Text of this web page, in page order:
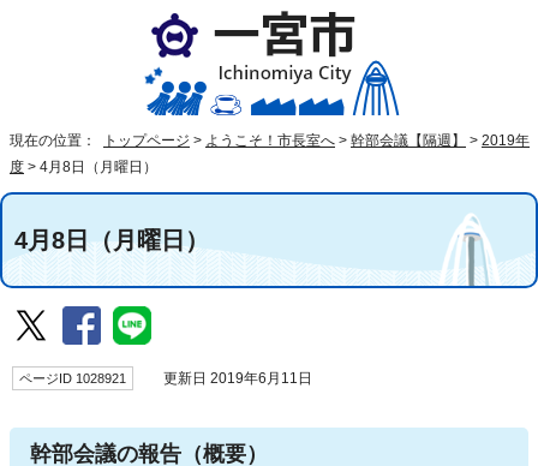
現在の位置： トップページ > ようこそ！市長室へ > 幹部会議【隔週】 > 2019年
度 > 4月8日（月曜日）
4月8日（月曜日）
ページID 1028921 更新日 2019年6月11日
幹部会議の報告（概要）